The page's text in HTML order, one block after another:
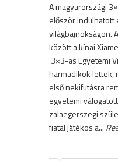
A magyarországi
először indulhatott
világbajnokságon.
között a kínai
3×3-as Egyetemi
harmadikok lettek,
első nekifutásra
egyetemi
zalaegerszegi
fiatal játékos a...